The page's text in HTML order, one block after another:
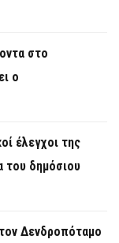
στο
ο
έλεγχοι της
του δημόσιου
Δενδροπόταμο